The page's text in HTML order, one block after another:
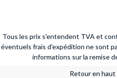
Tous les prix s'entendent TVA et
éventuels frais d'expédition ne sont
informations sur la remise
Retour en haut